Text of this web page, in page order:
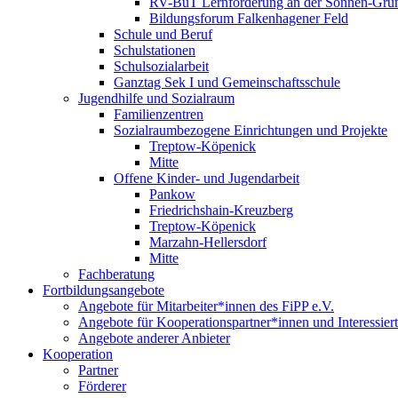
Bildungsforum Falkenhagener Feld
Schule und Beruf
Schulstationen
Schulsozialarbeit
Ganztag Sek I und Gemeinschaftsschule
Jugendhilfe und Sozialraum
Familienzentren
Sozialraumbezogene Einrichtungen und Projekte
Treptow-Köpenick
Mitte
Offene Kinder- und Jugendarbeit
Pankow
Friedrichshain-Kreuzberg
Treptow-Köpenick
Marzahn-Hellersdorf
Mitte
Fachberatung
Fortbildungsangebote
Angebote für Mitarbeiter*innen des FiPP e.V.
Angebote für Kooperationspartner*innen und
Angebote anderer Anbieter
Kooperation
Partner
Förderer